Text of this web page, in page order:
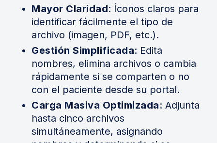
Mayor Claridad: Íconos claros para
identificar fácilmente el tipo de
archivo (imagen, PDF, etc.).
Gestión Simplificada: Edita
nombres, elimina archivos o cambia
rápidamente si se comparten o no
con el paciente desde su portal.
Carga Masiva Optimizada: Adjunta
hasta cinco archivos
simultáneamente, asignando